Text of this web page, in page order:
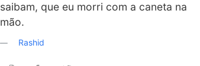
saibam, que eu morri com a caneta na
mão.
Rashid